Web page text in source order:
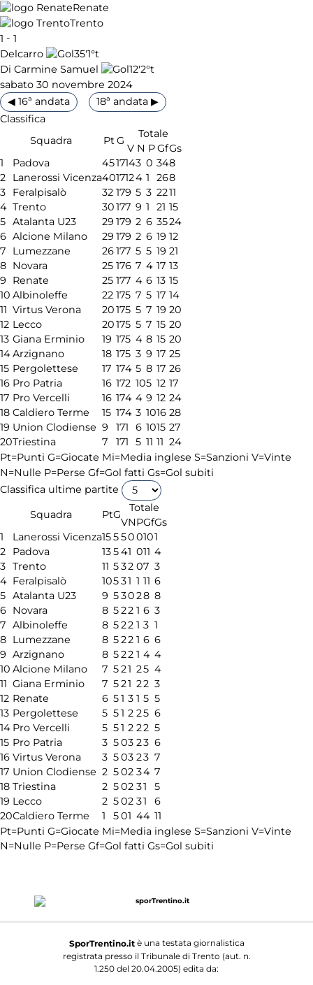
Renate
Trento
1 - 1
Delcarro
35'1°t
Di Carmine Samuel
12'2°t
sabato 30 novembre 2024
◀ 16ª andata
18ª andata ▶
Classifica
Squadra
PtG
Totale
V N PGfGs
1
Padova 4517143 0 348
2
Lanerossi Vicenza4017124 1 268
3
Feralpisalò 32 179 5 3 2211
4 Trento 30177 9 1 21 15
5 Atalanta U23 29 179 2 6 3524
6 Alcione Milano 29 179 2 6 19 12
7
Lumezzane 26177 5 5 19 21
8 Novara 25 176 7 4 17 13
9
Renate 25 177 4 6 13 15
10 Albinoleffe 22 175 7 5 17 14
11 Virtus Verona 20175 5 7 19 20
12 Lecco 20175 5 7 15 20
13 Giana Erminio 19 175 4 8 15 20
14Arzignano 18 175 3 9 17 25
15 Pergolettese 17 174 5 8 17 26
16 Pro Patria 16 172 105 12 17
17 Pro Vercelli 16 174 4 9 12 24
18 Caldiero Terme 15 174 3 1016 28
19 Union Clodiense 9 171 6 1015 27
20Triestina 7 171 5 11 11 24
Pt=Punti G=Giocate Mi=Media inglese S=Sanzioni V=Vinte
N=Nulle P=Perse Gf=Gol fatti Gs=Gol subiti
Classifica ultime partite
Squadra
PtG
Totale
VNPGfGs
1
Lanerossi Vicenza155500101
2
Padova 13541 011 4
3 Trento 11 532 07 3
4 Feralpisalò 10531 1 11 6
5 Atalanta U23 9 53028 8
6 Novara 8 522 1 6 3
7 Albinoleffe 8 522 1 3 1
8 Lumezzane 8 522 1 6 6
9 Arzignano 8 522 1 4 4
10 Alcione Milano 7 521 25 4
11 Giana Erminio 7 521 22 3
12 Renate 6 51 3 1 5 5
13 Pergolettese 5 51 2 25 6
14 Pro Vercelli 5 51 2 22 5
15 Pro Patria 3 503 23 6
16 Virtus Verona 3 503 23 7
17 Union Clodiense 2 502 34 7
18 Triestina 2 502 31
5
19 Lecco 2 502 31
6
20Caldiero Terme 1 501 44 11
Pt=Punti G=Giocate Mi=Media inglese S=Sanzioni V=Vinte
N=Nulle P=Perse Gf=Gol fatti Gs=Gol subiti
SporTrentino.itè una testata giornalistica
registrata presso il Tribunale di Trento (aut. n.
1.250 del 20.04.2005) edita da: